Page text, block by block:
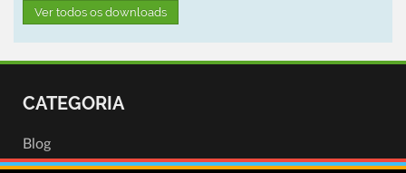
Ver todos os downloads
CATEGORIA
Blog